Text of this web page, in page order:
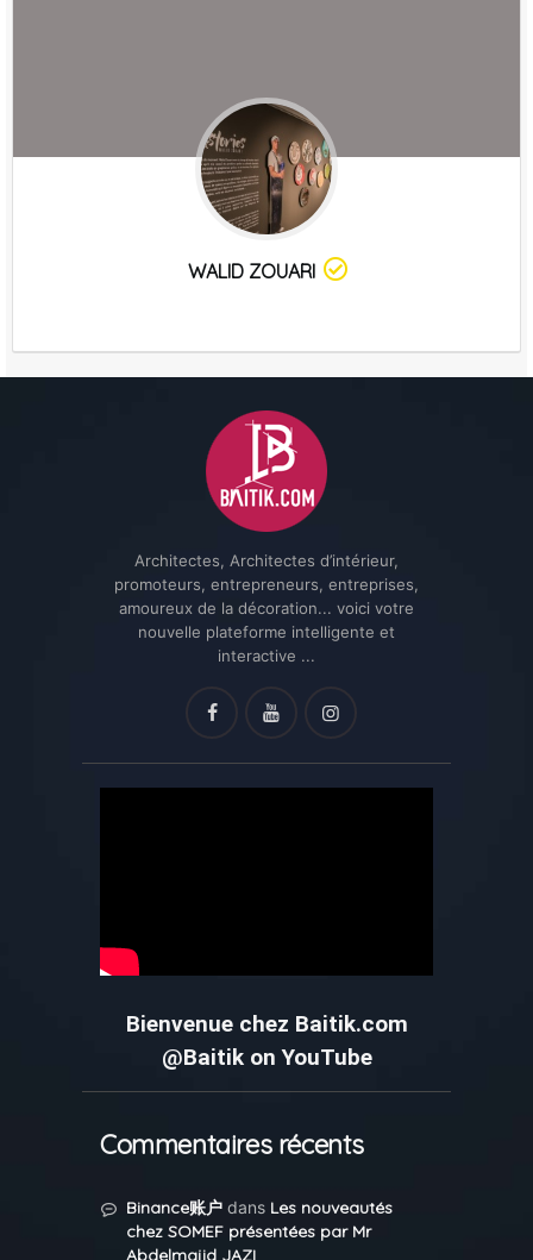
WALID ZOUARI
Architectes, Architectes d’intérieur,
promoteurs, entrepreneurs, entreprises,
amoureux de la décoration... voici votre
nouvelle plateforme intelligente et
interactive ...
Bienvenue chez Baitik.com
@Baitik on YouTube
Commentaires récents
Binance账户dans Les nouveautés
chez SOMEF présentées par Mr
Abdelmajid JAZI